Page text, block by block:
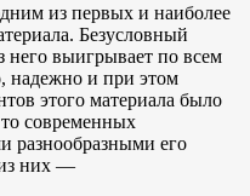
из первых и наиболее
Безусловный
него выигрывает по всем
надежно и при этом
этого материала было
современных
разнообразными его
них —